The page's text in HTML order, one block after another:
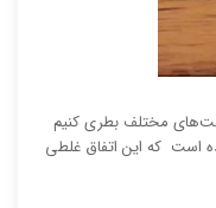
مختلف بطری کنیم
است که این اتفاق غلطی